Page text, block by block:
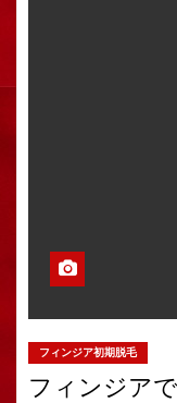
フィンジア初期脱毛
フィンジア